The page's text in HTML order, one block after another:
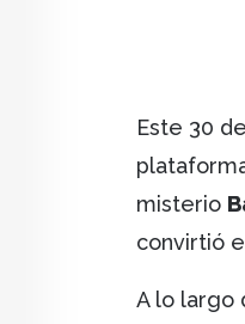
Este 30
misterio
convirtió
A lo largo